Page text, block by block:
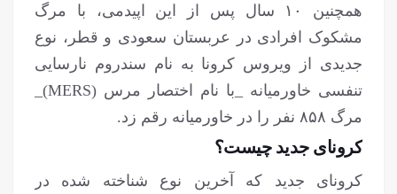
همچنین ۱۰ سال پس از این اپیدمی، با مرگ
مشکوک افرادی در عربستان سعودی و قطر، نوع
جدیدی از ویروس کرونا به نام سندروم نارسایی
تنفسی خاورمیانه _با نام اختصار مرس (MERS)_
مرگ ۸۵۸ نفر را در خاورمیانه رقم زد.
کرونای جدید چیست؟
کرونای جدید که آخرین نوع شناخته شده در